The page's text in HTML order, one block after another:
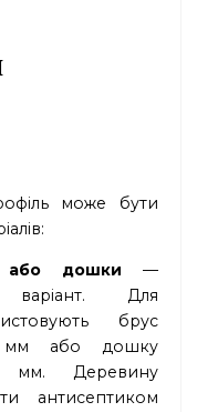
може бути
або дошки —
варіант. Для
брус
мм або дошку
мм. Деревину
антисептиком